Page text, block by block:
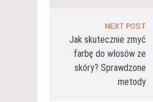
NEXT POST
Jak skutecznie zmyć
farbę do włosów ze
skóry? Sprawdzone
metody